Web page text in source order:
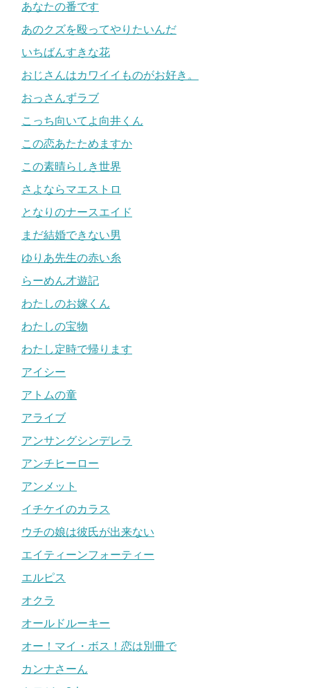
あなたの番です
あのクズを殴ってやりたいんだ
いちばんすきな花
おじさんはカワイイものがお好き。
おっさんずラブ
こっち向いてよ向井くん
この恋あたためますか
この素晴らしき世界
さよならマエストロ
となりのナースエイド
まだ結婚できない男
ゆりあ先生の赤い糸
らーめん才遊記
わたしのお嫁くん
わたしの宝物
わたし定時で帰ります
アイシー
アトムの童
アライブ
アンサングシンデレラ
アンチヒーロー
アンメット
イチケイのカラス
ウチの娘は彼氏が出来ない
エイティーンフォーティー
エルピス
オクラ
オールドルーキー
オー！マイ・ボス！恋は別冊で
カンナさーん